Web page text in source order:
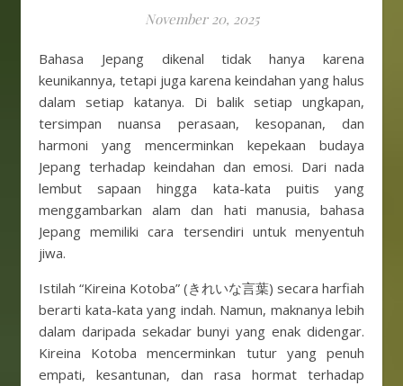
November 20, 2025
Bahasa Jepang dikenal tidak hanya karena
keunikannya, tetapi juga karena keindahan yang halus
dalam setiap katanya. Di balik setiap ungkapan,
tersimpan nuansa perasaan, kesopanan, dan
harmoni yang mencerminkan kepekaan budaya
Jepang terhadap keindahan dan emosi. Dari nada
lembut sapaan hingga kata-kata puitis yang
menggambarkan alam dan hati manusia, bahasa
Jepang memiliki cara tersendiri untuk menyentuh
jiwa.
Istilah “Kireina Kotoba” (きれいな言葉) secara harfiah
berarti kata-kata yang indah. Namun, maknanya lebih
dalam daripada sekadar bunyi yang enak didengar.
Kireina Kotoba mencerminkan tutur yang penuh
empati, kesantunan, dan rasa hormat terhadap